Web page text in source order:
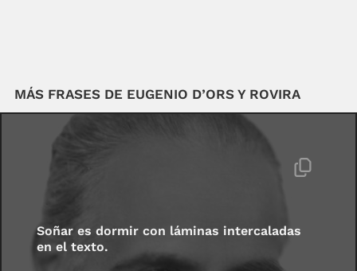
MÁS FRASES DE EUGENIO D’ORS Y ROVIRA
Soñar es dormir con láminas intercaladas
en el texto.